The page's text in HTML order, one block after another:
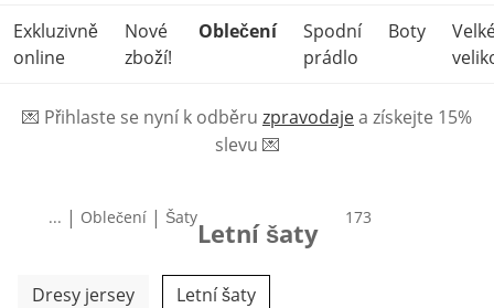
Exkluzivně
online
Nové
zboží!
Oblečení
Spodní
prádlo
Boty
💌 Přihlaste se nyní k odběru zpravodajea získejte 15%
slevu 💌
... | Oblečení | ŠatyLetní šaty produktů
173
Přeskočit další kategorie
Dresy jersey Letní šaty